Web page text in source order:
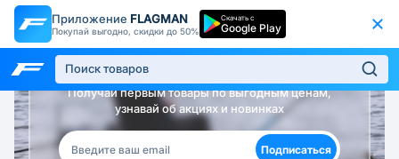
Приложение FLAGMAN
Покупай выгодно, скидки до 50%
Скачать с
Google Play
Будь в курсе!
Получай первым товары по выгодным ценам,
узнавай об акциях и новинках
Подписаться